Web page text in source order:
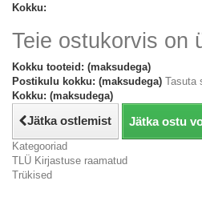
Kokku:
Teie ostukorvis on
Kokku tooteid: (maksudega)
Postikulu kokku: (maksudega) Tasuta
Kokku: (maksudega)
Jätka ostlemist Jätka ostu
Kategooriad
TLÜ Kirjastuse raamatud
Trükised